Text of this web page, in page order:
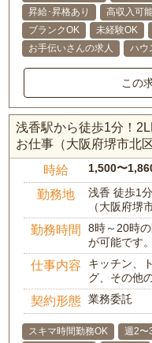
昇給･昇格あり
高収入可
ブランクOK
未経験OK
お手伝いさんの求人
ハウ
この
浅香駅から徒歩1分！
お仕事（大阪府堺市北区
時給 1,500〜
勤務地
浅香 徒歩1分
（大阪府堺
勤務時間
8時～20時
が可能です
仕事内容
キッチン、
グ、その他
契約形態 業務委託
スキマ時間勤務OK 週2〜